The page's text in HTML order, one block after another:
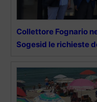
Collettore Fognario
Sogesid le richieste